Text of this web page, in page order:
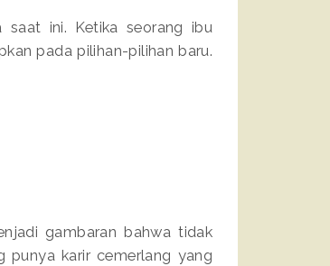
saat ini. Ketika seorang ibu
pada pilihan-pilihan baru.
gambaran bahwa tidak
punya karir cemerlang yang